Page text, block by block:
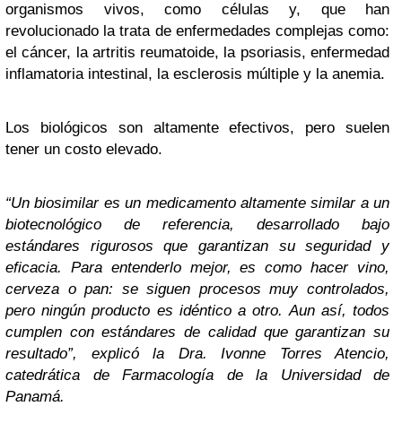
organismos vivos, como células y, que han
revolucionado la trata de enfermedades complejas como:
el cáncer, la artritis reumatoide, la psoriasis, enfermedad
inflamatoria intestinal, la esclerosis múltiple y la anemia.
Los biológicos son altamente efectivos, pero suelen
tener un costo elevado.
“Un biosimilar es un medicamento altamente similar a un
biotecnológico de referencia, desarrollado bajo
estándares rigurosos que garantizan su seguridad y
eficacia. Para entenderlo mejor, es como hacer vino,
cerveza o pan: se siguen procesos muy controlados,
pero ningún producto es idéntico a otro. Aun así, todos
cumplen con estándares de calidad que garantizan su
resultado”, explicó la Dra. Ivonne Torres Atencio,
catedrática de Farmacología de la Universidad de
Panamá.